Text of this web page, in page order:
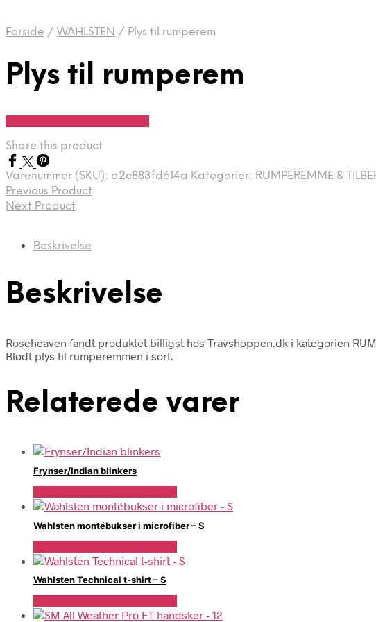
Forside / WAHLSTEN / Plys til rumperem
Plys til rumperem
Share this product
Varenummer (SKU): a2c883fd614a Kategorier: RUMPEREMME &
Previous Product
Next Product
Beskrivelse
Beskrivelse
Roseheaven fandt produktet billigst hos Travshoppen.dk i kategorien
Blødt plys til rumperemmen i sort.
Relaterede varer
Frynser/Indian blinkers
Wahlsten montébukser i microfiber – S
Wahlsten Technical t-shirt – S